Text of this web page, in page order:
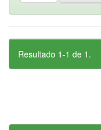
Resultado 1-1 de 1.